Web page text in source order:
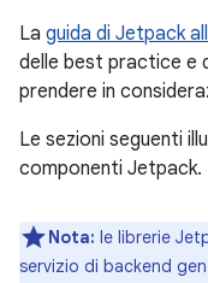
La guida di Jetpack
delle best practice e
prendere in
Le sezioni seguenti
componenti Jetpack.
Nota: le librerie
servizio di backend